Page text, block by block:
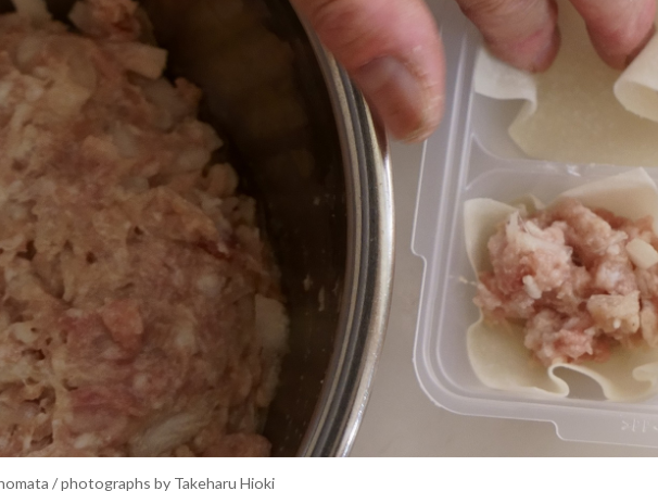
/ photographs by Takeharu Hioki